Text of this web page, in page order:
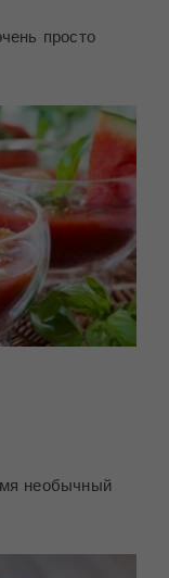
просто
необычный